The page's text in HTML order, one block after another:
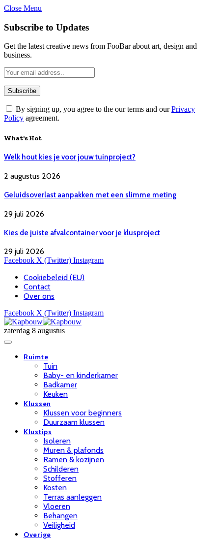
Close Menu
Subscribe to Updates
Get the latest creative news from FooBar about art, design and
business.
By signing up, you agree to the our terms and ourPrivacy
Policy agreement.
What's Hot
Welk hout kies je voor jouw tuinproject?
2 augustus 2026
Geluidsoverlast aanpakken met een slimme meting
29 juli 2026
Kies de juiste afvalcontainer voor je klusproject
29 juli 2026
Facebook X (Twitter) Instagram
Cookiebeleid (EU)
Contact
Over ons
Facebook X (Twitter) Instagram
zaterdag 8 augustus
Ruimte
Tuin
Baby- en kinderkamer
Badkamer
Keuken
Klussen
Klussen voor beginners
Duurzaam klussen
Klustips
Isoleren
Muren & plafonds
Ramen & kozijnen
Schilderen
Stofferen
Kosten
Terras aanleggen
Vloeren
Behangen
Veiligheid
Overige